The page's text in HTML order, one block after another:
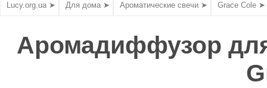
Lucy.org.ua ➤ Для дома ➤ Ароматические свечи ➤ Grace Cole ➤
Аромадиффузор